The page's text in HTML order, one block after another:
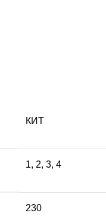
КИТ
1, 2, 3, 4
230